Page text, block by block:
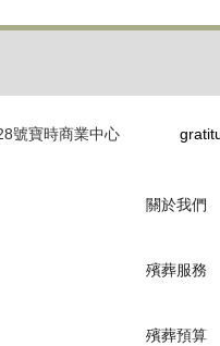
號寶時商業中心
關於我們
殯葬服務
殯葬預算